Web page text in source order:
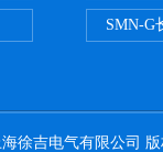
SMN-G
徐吉电气有限公司 版